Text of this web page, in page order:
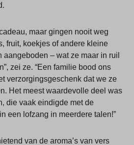
maar gingen nooit weg
fruit, koekjes of andere kleine
– wat ze maar in ruil
zei ze. “Een familie bood ons
verzorgingsgeschenk dat we ze
Het meest waardevolle deel was
die vaak eindigde met de
een lofzang in meerdere talen!”
van de aroma’s van vers